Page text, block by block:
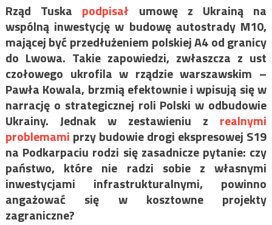
Rząd Tuska podpisał umowę z Ukrainą na
wspólną inwestycję w budowę autostrady M10,
mającej być przedłużeniem polskiej A4 od granicy
do Lwowa. Takie zapowiedzi, zwłaszcza z ust
czołowego ukrofila w rządzie warszawskim –
Pawła Kowala, brzmią efektownie i wpisują się w
narrację o strategicznej roli Polski w odbudowie
Ukrainy. Jednak w zestawieniu z realnymi
problemami przy budowie drogi ekspresowej S19
na Podkarpaciu rodzi się zasadnicze pytanie: czy
państwo, które nie radzi sobie z własnymi
inwestycjami infrastrukturalnymi, powinno
angażować się w kosztowne projekty
zagraniczne?